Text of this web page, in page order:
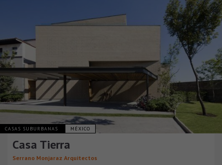
CASAS SUBURBANAS MÉXICO
Casa Tierra
Serrano Monjaraz Arquitectos